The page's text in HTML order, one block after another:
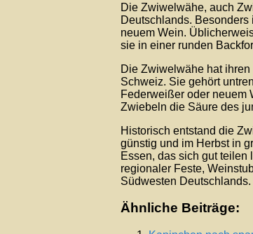
Die Zwiwelwähe, auch
Deutschlands.
neuem Wein.
sie in einer runden
Die Zwiwelwähe hat
Schweiz. Sie gehört
Federweißer oder neuem
Zwiebeln die Säure des
Historisch entstand die
günstig und im Herbst in
Essen, das sich gut teilen
regionaler Feste,
Südwesten Deutschlands.
Ähnliche Beiträge: